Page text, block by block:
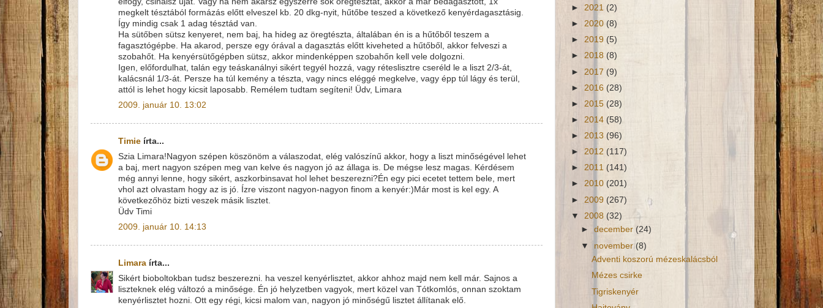
megkelt tésztából formázás előtt elveszel kb. 20 dkg-nyit, hűtőbe teszed a következő kenyérdagasztásig.
Így mindig csak 1 adag tésztád van.
Ha sütőben sütsz kenyeret, nem baj, ha hideg az öregtészta, általában én is a hűtőből teszem a
fagasztógépbe. Ha akarod, persze egy órával a dagasztás előtt kiveheted a hűtőből, akkor felveszi a
szobahőt. Ha kenyérsütőgépben sütsz, akkor mindenképpen szobahőn kell vele dolgozni.
Igen, előfordulhat, talán egy teáskanálnyi sikért tegyél hozzá, vagy réteslisztre cseréld le a liszt 2/3-át,
kalácsnál 1/3-át. Persze ha túl kemény a tészta, vagy nincs eléggé megkelve, vagy épp túl lágy és terül,
attól is lehet hogy kicsit laposabb. Remélem tudtam segíteni! Üdv, Limara
2009. január 10. 13:02
Timie írta...
Szia Limara!Nagyon szépen köszönöm a válaszodat, elég valószínű akkor, hogy a liszt minőségével lehet
a baj, mert nagyon szépen meg van kelve és nagyon jó az állaga is. De mégse lesz magas. Kérdésem
még annyi lenne, hogy sikért, aszkorbinsavat hol lehet beszerezni?Én egy pici ecetet tettem bele, mert
vhol azt olvastam hogy az is jó. Ízre viszont nagyon-nagyon finom a kenyér:)Már most is kel egy. A
következőhöz bizti veszek másik lisztet.
Üdv Timi
2009. január 10. 14:13
Limara írta...
Sikért bioboltokban tudsz beszerezni. ha veszel kenyérlisztet, akkor ahhoz majd nem kell már. Sajnos a
liszteknek elég változó a minősége. Én jó helyzetben vagyok, mert közel van Tótkomlós, onnan szoktam
kenyérlisztet hozni. Ott egy régi, kicsi malom van, nagyon jó minőségű lisztet állítanak elő.
► 2021 (2)
► 2020 (8)
► 2019 (5)
► 2018 (8)
► 2017 (9)
► 2016 (28)
► 2015 (28)
► 2014 (58)
► 2013 (96)
► 2012 (117)
► 2011 (141)
► 2010 (201)
► 2009 (267)
▼ 2008 (32)
►december(24)
▼ november (8)
Adventi koszorú mézeskalácsból
Mézes csirke
Tigriskenyér